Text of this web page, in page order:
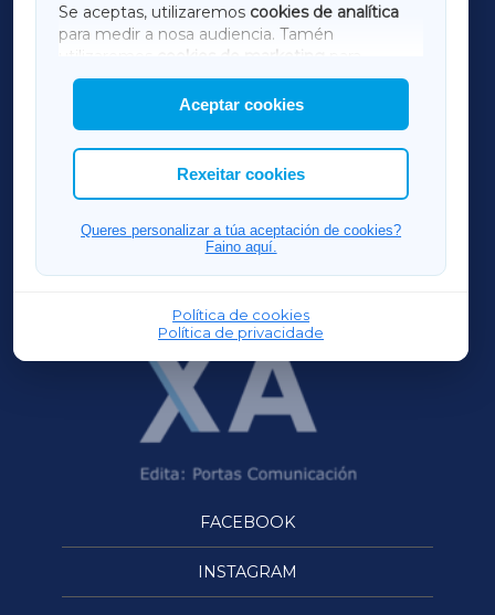
Se aceptas, utilizaremos cookies de analítica
para medir a nosa audiencia. Tamén
utilizaremos
cookies de marketing
mostrar publicidade de terceiros.
Así mesmo, podes personalizar a elección das
cookies que desexas permitir.
Aceptar cookies
Rexeitar cookies
Queres personalizar a túa aceptación de cookies?
Faino aquí.
Política de cookies
Política de privacidade
AMARIÑAXA
RIBEIRASACRAXA
ACORUÑAXA
FERROLXA
OURENSEXA
FACEBOOK
INSTAGRAM